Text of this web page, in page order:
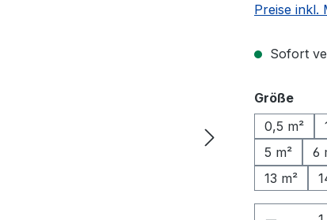
Preise inkl.
Sofort
Größe
0,5 m²
5 m²
6
13 m²